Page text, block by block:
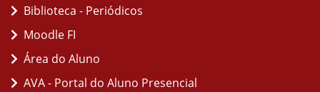
Biblioteca - Periódicos
Moodle FI
Área do Aluno
AVA - Portal do Aluno Presencial